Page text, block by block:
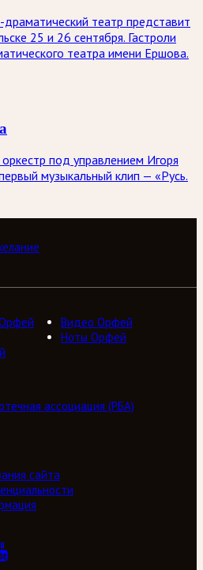
драматический театр представит
25 и 26 сентября. Гастроли
театра имени Ершова.
под управлением Игоря
музыкальный клип — «Русь.
Видео Орфей
Ноты Орфей
ассоциация (РБА)
сайта